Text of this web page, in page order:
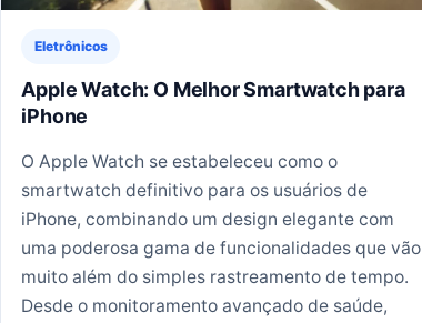
Eletrônicos
Apple Watch: O Melhor Smartwatch para
iPhone
O Apple Watch se estabeleceu como o
smartwatch definitivo para os usuários de
iPhone, combinando um design elegante com
uma poderosa gama de funcionalidades que vão
muito além do simples rastreamento de tempo.
Desde o monitoramento avançado de saúde,